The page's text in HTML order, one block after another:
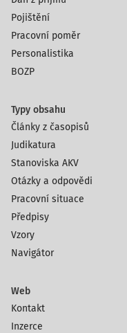
Pojištění
Pracovní poměr
Personalistika
BOZP
Typy obsahu
Články z časopisů
Judikatura
Stanoviska AKV
Otázky a odpovědi
Pracovní situace
Předpisy
Vzory
Navigátor
Web
Kontakt
Inzerce